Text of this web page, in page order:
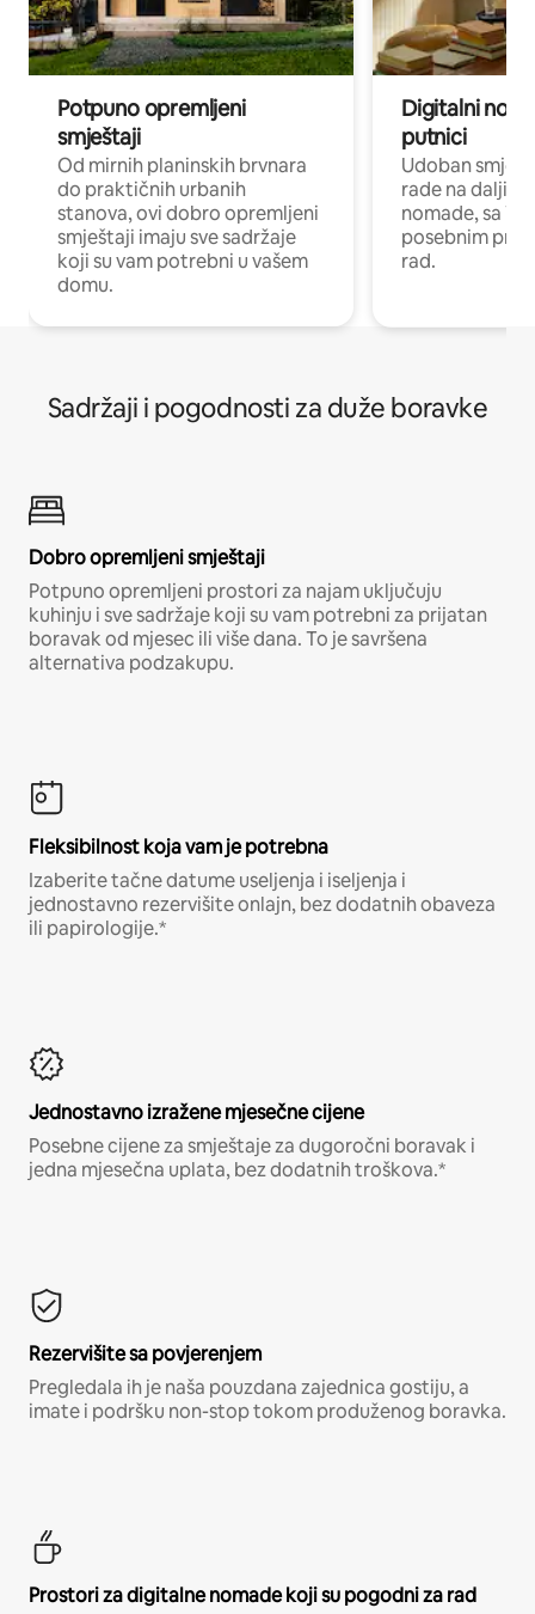
Potpuno opremljeni
smještaji
Od mirnih planinskih brvnara
do praktičnih urbanih
stanova, ovi dobro opremljeni
smještaji imaju sve sadržaje
koji su vam potrebni u vašem
domu.
Digitalni
putnici
Udoban
rade na
nomade, sa
posebnim
rad.
Sadržaji i pogodnosti za duže boravke
Dobro opremljeni smještaji
Potpuno opremljeni prostori za najam uključuju
kuhinju i sve sadržaje koji su vam potrebni za prijatan
boravak od mjesec ili više dana. To je savršena
alternativa podzakupu.
Fleksibilnost koja vam je potrebna
Izaberite tačne datume useljenja i iseljenja i
jednostavno rezervišite onlajn, bez dodatnih obaveza
ili papirologije.*
Jednostavno izražene mjesečne cijene
Posebne cijene za smještaje za dugoročni boravak i
jedna mjesečna uplata, bez dodatnih troškova.*
Rezervišite sa povjerenjem
Pregledala ih je naša pouzdana zajednica gostiju, a
imate i podršku non-stop tokom produženog boravka.
Prostori za digitalne nomade koji su pogodni za rad